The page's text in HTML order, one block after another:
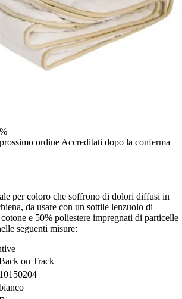
ordineAccreditati dopo la conferma
per coloro che soffrono di dolori diffusi in
da usare con un sottile lenzuolo di
e 50% poliestere impregnati di particelle
seguenti misure:
on Track
10150204